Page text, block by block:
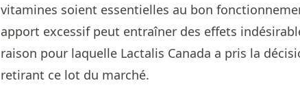
vitamines soient essentielles au bon
apport excessif peut entraîner des effets
raison pour laquelle Lactalis Canada a pris la
retirant ce lot du marché.